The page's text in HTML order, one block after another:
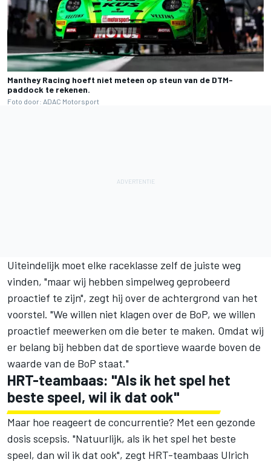
Manthey Racing hoeft niet meteen op steun van de DTM-
paddock te rekenen.
Foto door: ADAC Motorsport
Uiteindelijk moet elke raceklasse zelf de juiste weg
vinden, "maar wij hebben simpelweg geprobeerd
proactief te zijn", zegt hij over de achtergrond van het
voorstel. "We willen niet klagen over de BoP, we willen
proactief meewerken om die beter te maken. Omdat wij
er belang bij hebben dat de sportieve waarde boven de
waarde van de BoP staat."
HRT-teambaas: "Als ik het spel het
beste speel, wil ik dat ook"
Maar hoe reageert de concurrentie? Met een gezonde
dosis scepsis. "Natuurlijk, als ik het spel het beste
speel, dan wil ik dat ook", zegt HRT-teambaas Ulrich